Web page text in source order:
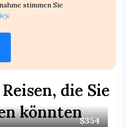
stimmen Sie
.
die Sie
könnten$354